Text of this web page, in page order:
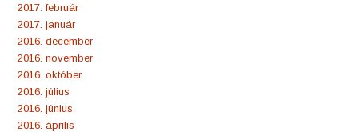
2017. február
2017. január
2016. december
2016. november
2016. október
2016. július
2016. június
2016. április